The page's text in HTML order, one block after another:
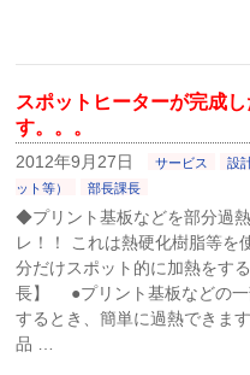
スポットヒーターが完成
す。。。
2012年9月27日 サービス
設
ット等）
部長課長
◆プリント基板などを部分過
レ！！ これは熱硬化樹脂等を
分だけスポット的に加熱をす
長】 ●プリント基板などの一
するとき、簡単に過熱できま
品 …